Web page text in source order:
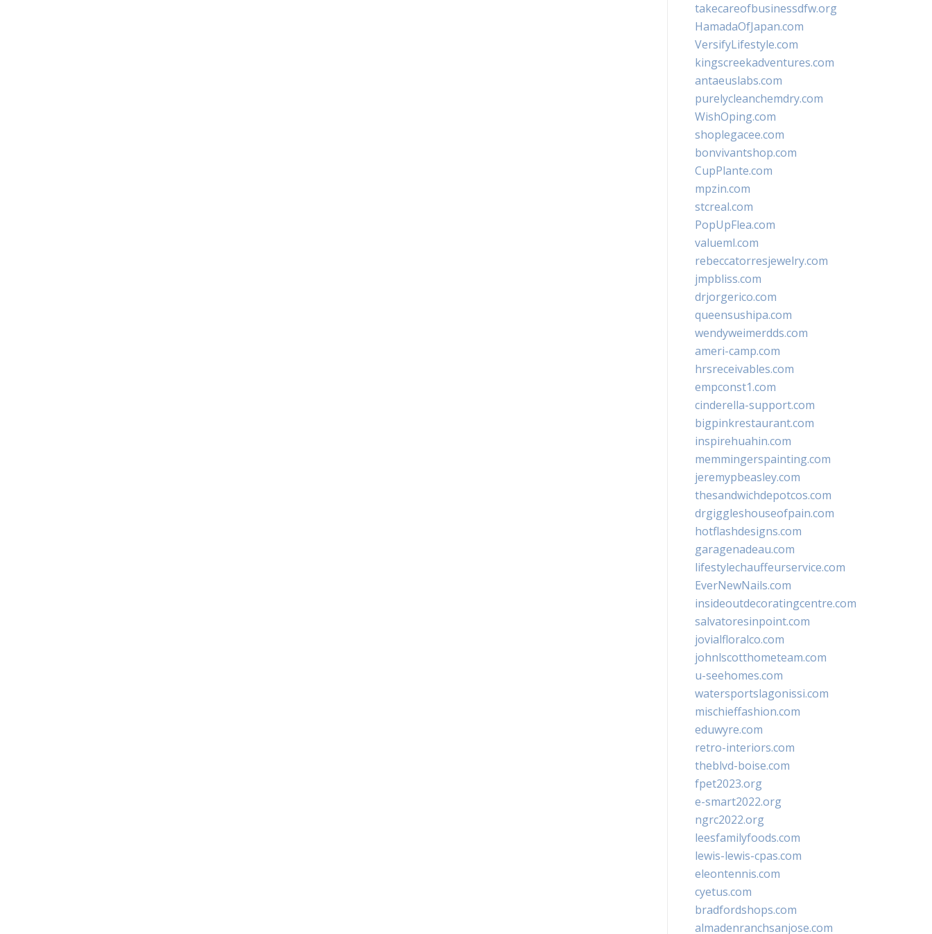
takecareofbusinessdfw.org
HamadaOfJapan.com
VersifyLifestyle.com
kingscreekadventures.com
antaeuslabs.com
purelycleanchemdry.com
WishOping.com
shoplegacee.com
bonvivantshop.com
CupPlante.com
mpzin.com
stcreal.com
PopUpFlea.com
valueml.com
rebeccatorresjewelry.com
jmpbliss.com
drjorgerico.com
queensushipa.com
wendyweimerdds.com
ameri-camp.com
hrsreceivables.com
empconst1.com
cinderella-support.com
bigpinkrestaurant.com
inspirehuahin.com
memmingerspainting.com
jeremypbeasley.com
thesandwichdepotcos.com
drgiggleshouseofpain.com
hotflashdesigns.com
garagenadeau.com
lifestylechauffeurservice.com
EverNewNails.com
insideoutdecoratingcentre.com
salvatoresinpoint.com
jovialfloralco.com
johnlscotthometeam.com
u-seehomes.com
watersportslagonissi.com
mischieffashion.com
eduwyre.com
retro-interiors.com
theblvd-boise.com
fpet2023.org
e-smart2022.org
ngrc2022.org
leesfamilyfoods.com
lewis-lewis-cpas.com
eleontennis.com
cyetus.com
bradfordshops.com
almadenranchsanjose.com